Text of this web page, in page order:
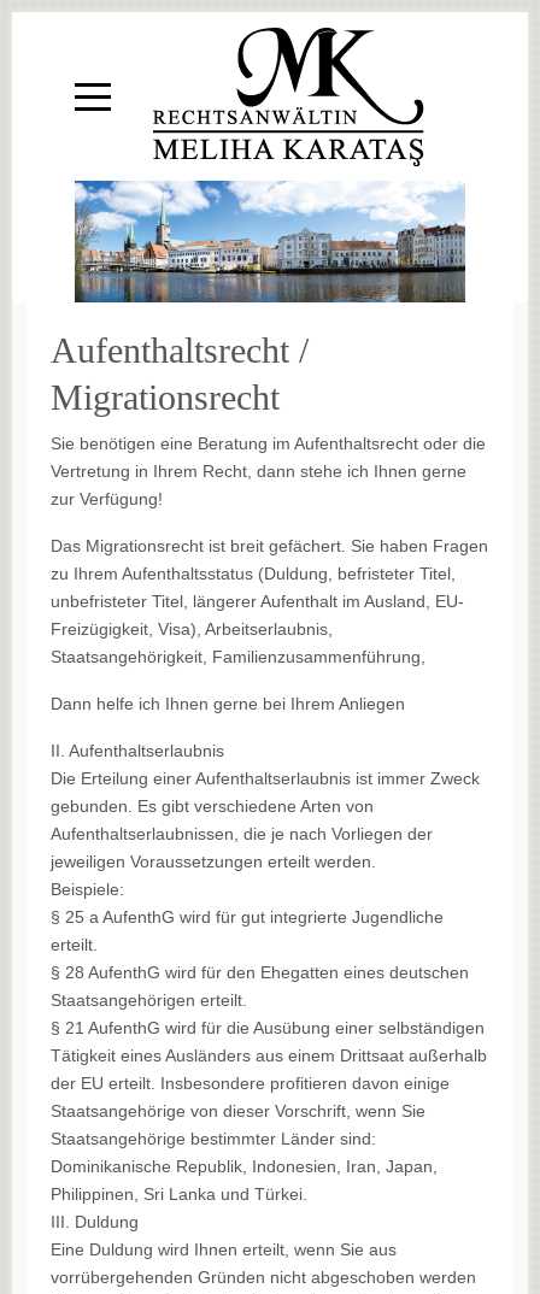
Aufenthaltsrecht /
Migrationsrecht
Sie benötigen eine Beratung im Aufenthaltsrecht oder die
Vertretung in Ihrem Recht, dann stehe ich Ihnen gerne
zur Verfügung!
Das Migrationsrecht ist breit gefächert. Sie haben Fragen
zu Ihrem Aufenthaltsstatus (Duldung, befristeter Titel,
unbefristeter Titel, längerer Aufenthalt im Ausland, EU-
Freizügigkeit, Visa), Arbeitserlaubnis,
Staatsangehörigkeit, Familienzusammenführung,
Dann helfe ich Ihnen gerne bei Ihrem Anliegen
II. Aufenthaltserlaubnis
Die Erteilung einer Aufenthaltserlaubnis ist immer Zweck
gebunden. Es gibt verschiedene Arten von
Aufenthaltserlaubnissen, die je nach Vorliegen der
jeweiligen Voraussetzungen erteilt werden.
Beispiele:
§ 25 a AufenthG wird für gut integrierte Jugendliche
erteilt.
§ 28 AufenthG wird für den Ehegatten eines deutschen
Staatsangehörigen erteilt.
§ 21 AufenthG wird für die Ausübung einer selbständigen
Tätigkeit eines Ausländers aus einem Drittsaat außerhalb
der EU erteilt. Insbesondere profitieren davon einige
Staatsangehörige von dieser Vorschrift, wenn Sie
Staatsangehörige bestimmter Länder sind:
Dominikanische Republik, Indonesien, Iran, Japan,
Philippinen, Sri Lanka und Türkei.
III. Duldung
Eine Duldung wird Ihnen erteilt, wenn Sie aus
vorrübergehenden Gründen nicht abgeschoben werden